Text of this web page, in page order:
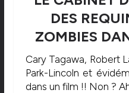
DES
ZOMBIES
Cary Tagawa, Robert
Park-Lincoln et
dans un film !! Non ?